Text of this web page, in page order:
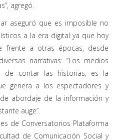
agregó.
aseguró que es imposible no
a la era digital ya que hoy
frente a otras épocas, desde
narrativas: “Los medios
de contar las historias, es la
genera a los espectadores y
abordaje de la información y
auge”.
de Conversatorios Plataforma
de Comunicación Social y